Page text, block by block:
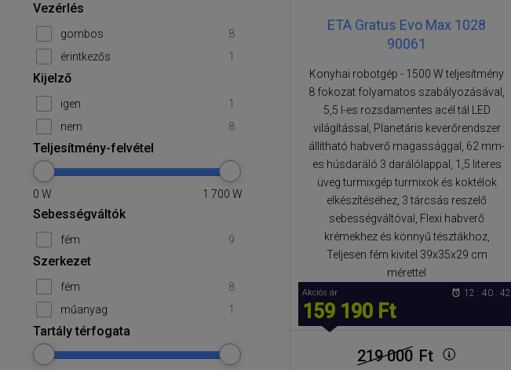
ETA Gratus Evo Max 1028
90061
Konyhai robotgép - 1500 W teljesítmény
8 fokozat folyamatos szabályozásával,
5,5 l-es rozsdamentes acél tál LED
világítással, Planetáris keverőrendszer
állítható habverő magassággal, 62 mm-
es húsdaráló 3 darálólappal, 1,5 literes
üveg turmixgép turmixok és koktélok
elkészítéséhez, 3 tárcsás reszelő
sebességváltóval, Flexi habverő
krémekhez és könnyű tésztákhoz,
Teljesen fém kivitel 39x35x29 cm
mérettel
Akciós ár
159 190 Ft
12 : 40 : 42
219 000 Ft
Vezérlés
gombos
8
érintkezős
1
Kijelző
igen
1
nem
8
Teljesítmény-felvétel
0 W 1 700 W
Sebességváltók
fém 9
Szerkezet
fém
8
műanyag
1
Tartály térfogata